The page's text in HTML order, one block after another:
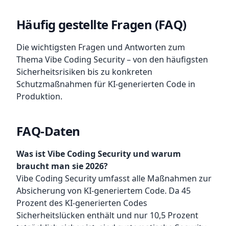
Häufig gestellte Fragen (FAQ)
Die wichtigsten Fragen und Antworten zum
Thema Vibe Coding Security – von den häufigsten
Sicherheitsrisiken bis zu konkreten
Schutzmaßnahmen für KI-generierten Code in
Produktion.
FAQ-Daten
Was ist Vibe Coding Security und warum
braucht man sie 2026?
Vibe Coding Security umfasst alle Maßnahmen zur
Absicherung von KI-generiertem Code. Da 45
Prozent des KI-generierten Codes
Sicherheitslücken enthält und nur 10,5 Prozent